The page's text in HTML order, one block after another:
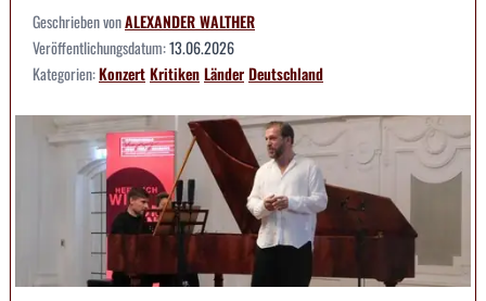
Geschrieben vonALEXANDER WALTHER
Veröffentlichungsdatum:13.06.2026
Kategorien:KonzertKritikenLänderDeutschland